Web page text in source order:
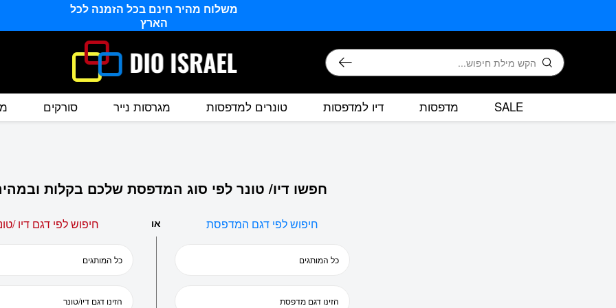
משלוח מהיר חינם בכל הזמנה לכל
הארץ
חיפוש
SALE מדפסות דיו למדפסות טונרים למדפסות מגרסות נייר סורקים
חפשו דיו/ טונר לפי סוג המדפסת שלכם בקלות
חיפוש לפי דגם המדפסת או חיפוש לפי דגם דיו /